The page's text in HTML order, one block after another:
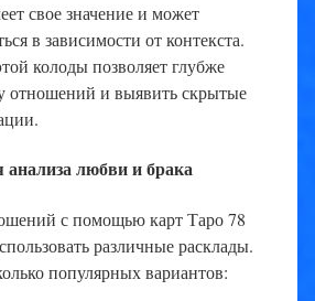
свое значение и может
в зависимости от контекста.
колоды позволяет глубже
отношений и выявить скрытые
анализа любви и брака
с помощью карт Таро 78
различные расклады.
популярных вариантов: